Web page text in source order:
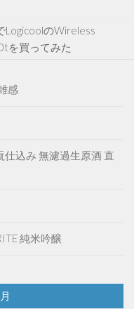
LogicoolのWireless
を買ってみた
感
仕込み 無濾過生原酒 直
純米吟醸